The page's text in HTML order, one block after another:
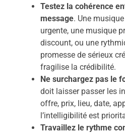
Testez la cohérence
message. Une
urgente, une musique
discount, ou une
promesse de sérieux
fragilise la crédibilité.
Ne surchargez pas le
doit laisser passer les
offre, prix, lieu, date,
l’intelligibilité est
Travaillez le rythme